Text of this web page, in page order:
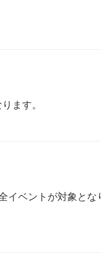
ます。
イベントが対象とな